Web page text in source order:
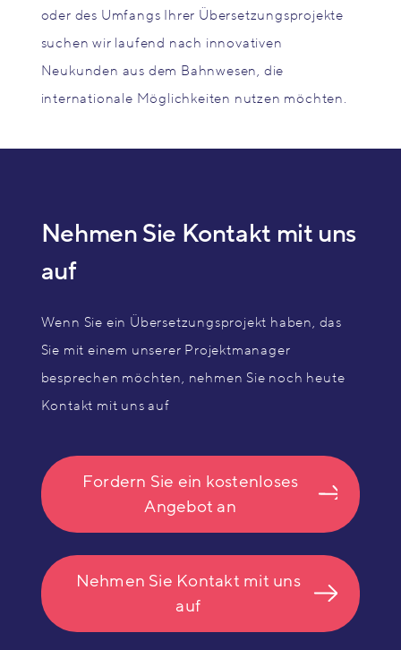
oder des Umfangs Ihrer Übersetzungsprojekte
suchen wir laufend nach innovativen
Neukunden aus dem Bahnwesen, die
internationale Möglichkeiten nutzen möchten.
Nehmen Sie Kontakt mit uns
auf
Wenn Sie ein Übersetzungsprojekt haben, das
Sie mit einem unserer Projektmanager
besprechen möchten, nehmen Sie noch heute
Kontakt mit uns auf
Fordern Sie ein kostenloses
Angebot an
Nehmen Sie Kontakt mit uns
auf